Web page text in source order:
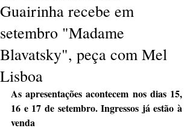
Guairinha recebe em
setembro "Madame
Blavatsky", peça com Mel
Lisboa
As apresentações acontecem nos dias 15,
16 e 17 de setembro. Ingressos já estão à
venda